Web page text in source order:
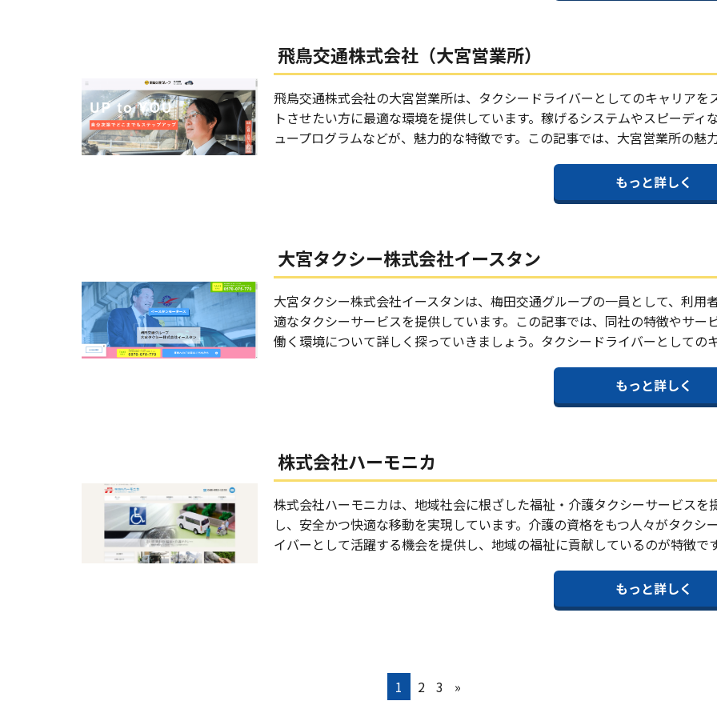
飛鳥交通株式会社（大宮営業所）
飛鳥交通株式会社の大宮営業所は、タクシードライバーとしてのキャリアを
トさせたい方に最適な環境を提供しています。稼げるシステムやスピーディ
ュープログラムなどが、魅力的な特徴です。この記事では、大宮営業所の魅
もっと詳しく
大宮タクシー株式会社イースタン
大宮タクシー株式会社イースタンは、梅田交通グループの一員として、利用
適なタクシーサービスを提供しています。この記事では、同社の特徴やサー
働く環境について詳しく探っていきましょう。タクシードライバーとしての
もっと詳しく
株式会社ハーモニカ
株式会社ハーモニカは、地域社会に根ざした福祉・介護タクシーサービスを
し、安全かつ快適な移動を実現しています。介護の資格をもつ人々がタクシ
イバーとして活躍する機会を提供し、地域の福祉に貢献しているのが特徴で
もっと詳しく
1 2 3 »